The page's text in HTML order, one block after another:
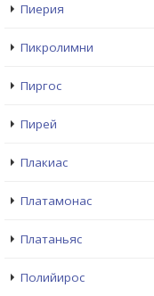
Пиерия
Пикролимни
Пиргос
Пирей
Плакиас
Платамонас
Платаньяс
Полийирос